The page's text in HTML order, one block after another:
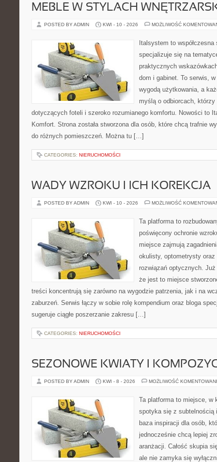
MEBLE W STYLACH
POSTED BY ADMIN KWI - 10 - 2026 MOŻLIWOŚĆ
Italsystem to
specjalizuje się na
praktycznych
dom i gabinet. To serwis,
wygodą użytkowania, a
myślą o odbiorcach,
dotyczących foteli i szeroko rozumianego komfortu. Nowości to
Komfort. Strona została stworzona dla osób, które chcą trafnie
do różnych pomieszczeń. Można tu […]
CATEGORIES: NIERUCHOMOŚCI
WADY WZROKU I ICH KOREKCJA
POSTED BY ADMIN KWI - 10 - 2026 MOŻLIWOŚĆ
Ta platforma to
poświęcony ochronie
miejsce zajmują
okulisty, optometrysty oraz
rozwiązań optycznych.
że jest to miejsce
treści koncentrują się zarówno na wygodzie patrzenia, jak i na
zaburzeń. Serwis łączy w sobie rolę kompendium oraz bloga
sugeruje ciągłe poszerzanie zakresu […]
CATEGORIES: NIERUCHOMOŚCI
SEZONOWE KWIATY I
POSTED BY ADMIN KWI - 8 - 2026 MOŻLIWOŚĆ
Ta platforma to miejsce, w
spotyka się z subtelnością
baza inspiracji dla osób,
jednocześnie chcą lepiej
aranżacji. Całość skupia
ale nie zamyka się